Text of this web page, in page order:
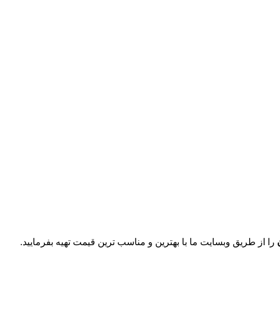
را از طریق وبسایت ما با بهترین و مناسب ترین قیمت تهیه بفرمایید.